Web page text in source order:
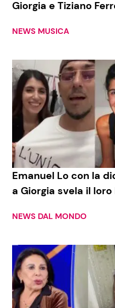
Seguici
Info
Chi siamo
Disclaimer e Privacy
Redazione
Contattaci
Pubblicità
Giorgia e Tiziano
NEWS MUSICA
Emanuel Lo con la
a Giorgia svela il
NEWS DAL MONDO